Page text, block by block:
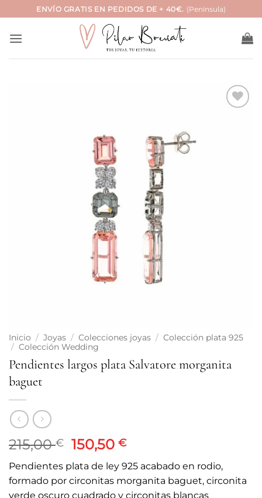
al
contenido
ENVÍO GRATIS EN PEDIDOS DE + 40€. (Península)
Inicio / Joyas / Colecciones joyas / Colección plata 925
/ Colección Wedding
Pendientes largos plata Salvatore morganita
baguet
215,00€ El
precio
original
era:
150,50€El
precio
actual
es:
Pendientes plata de ley 925 acabado en rodio,
formado por circonitas morganita baguet, circonita
verde oscuro cuadrado y circonitas blancas